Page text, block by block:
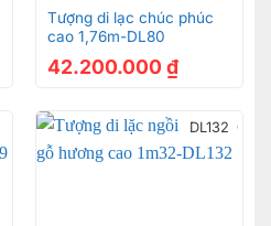
Tượng di lạc chúc phúc
cao 1,76m-DL80
42.200.000 ₫
DL132